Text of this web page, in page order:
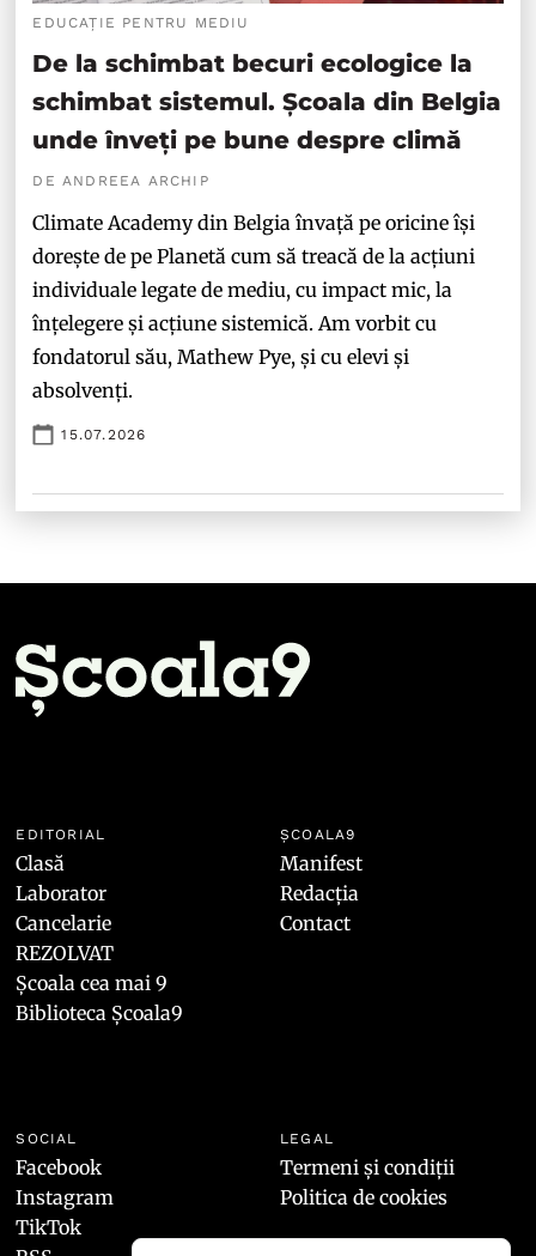
EDUCAȚIE PENTRU MEDIU
De la schimbat becuri ecologice la
schimbat sistemul. Școala din Belgia
unde înveți pe bune despre climă
DE ANDREEA ARCHIP
Climate Academy din Belgia învață pe oricine își
dorește de pe Planetă cum să treacă de la acțiuni
individuale legate de mediu, cu impact mic, la
înțelegere și acțiune sistemică. Am vorbit cu
fondatorul său, Mathew Pye, și cu elevi și
absolvenți.
15.07.2026
EDITORIAL
Clasă
Laborator
Cancelarie
REZOLVAT
Școala cea mai 9
Biblioteca Școala9
ȘCOALA9
Manifest
Redacția
Contact
SOCIAL
Facebook
Instagram
TikTok
LEGAL
Termeni și condiții
Politica de cookies